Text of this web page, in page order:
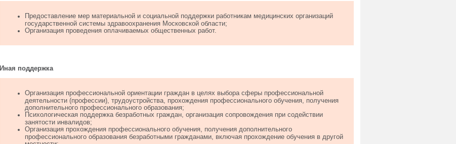
Предоставление мер материальной и социальной поддержки работникам медицинских организаций
государственной системы здравоохранения Московской области;
Организация проведения оплачиваемых общественных работ.
Иная поддержка
Организация профессиональной ориентации граждан в целях выбора сферы профессиональной
деятельности (профессии), трудоустройства, прохождения профессионального обучения, получения
дополнительного профессионального образования;
Психологическая поддержка безработных граждан, организация сопровождения при содействии
занятости инвалидов;
Организация прохождения профессионального обучения, получения дополнительного
профессионального образования безработными гражданами, включая прохождение обучения в другой